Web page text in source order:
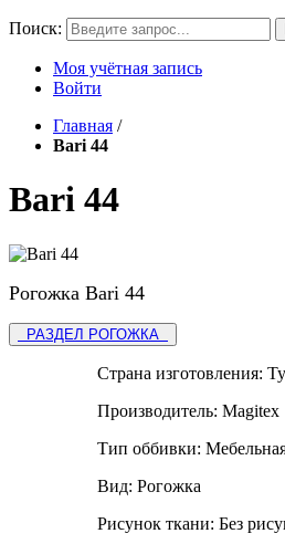
Поиск:
Моя учётная запись
Войти
Главная /
Bari 44
Bari 44
Рогожка Bari 44
РАЗДЕЛ РОГОЖКА
Страна изготовления:
Производитель: Magitex
Тип оббивки:
Вид: Рогожка
Рисунок ткани: Без